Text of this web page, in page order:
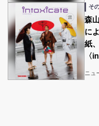
そ
森
に
紙
〈
ニュ